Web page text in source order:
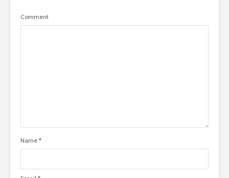
Comment
Name *